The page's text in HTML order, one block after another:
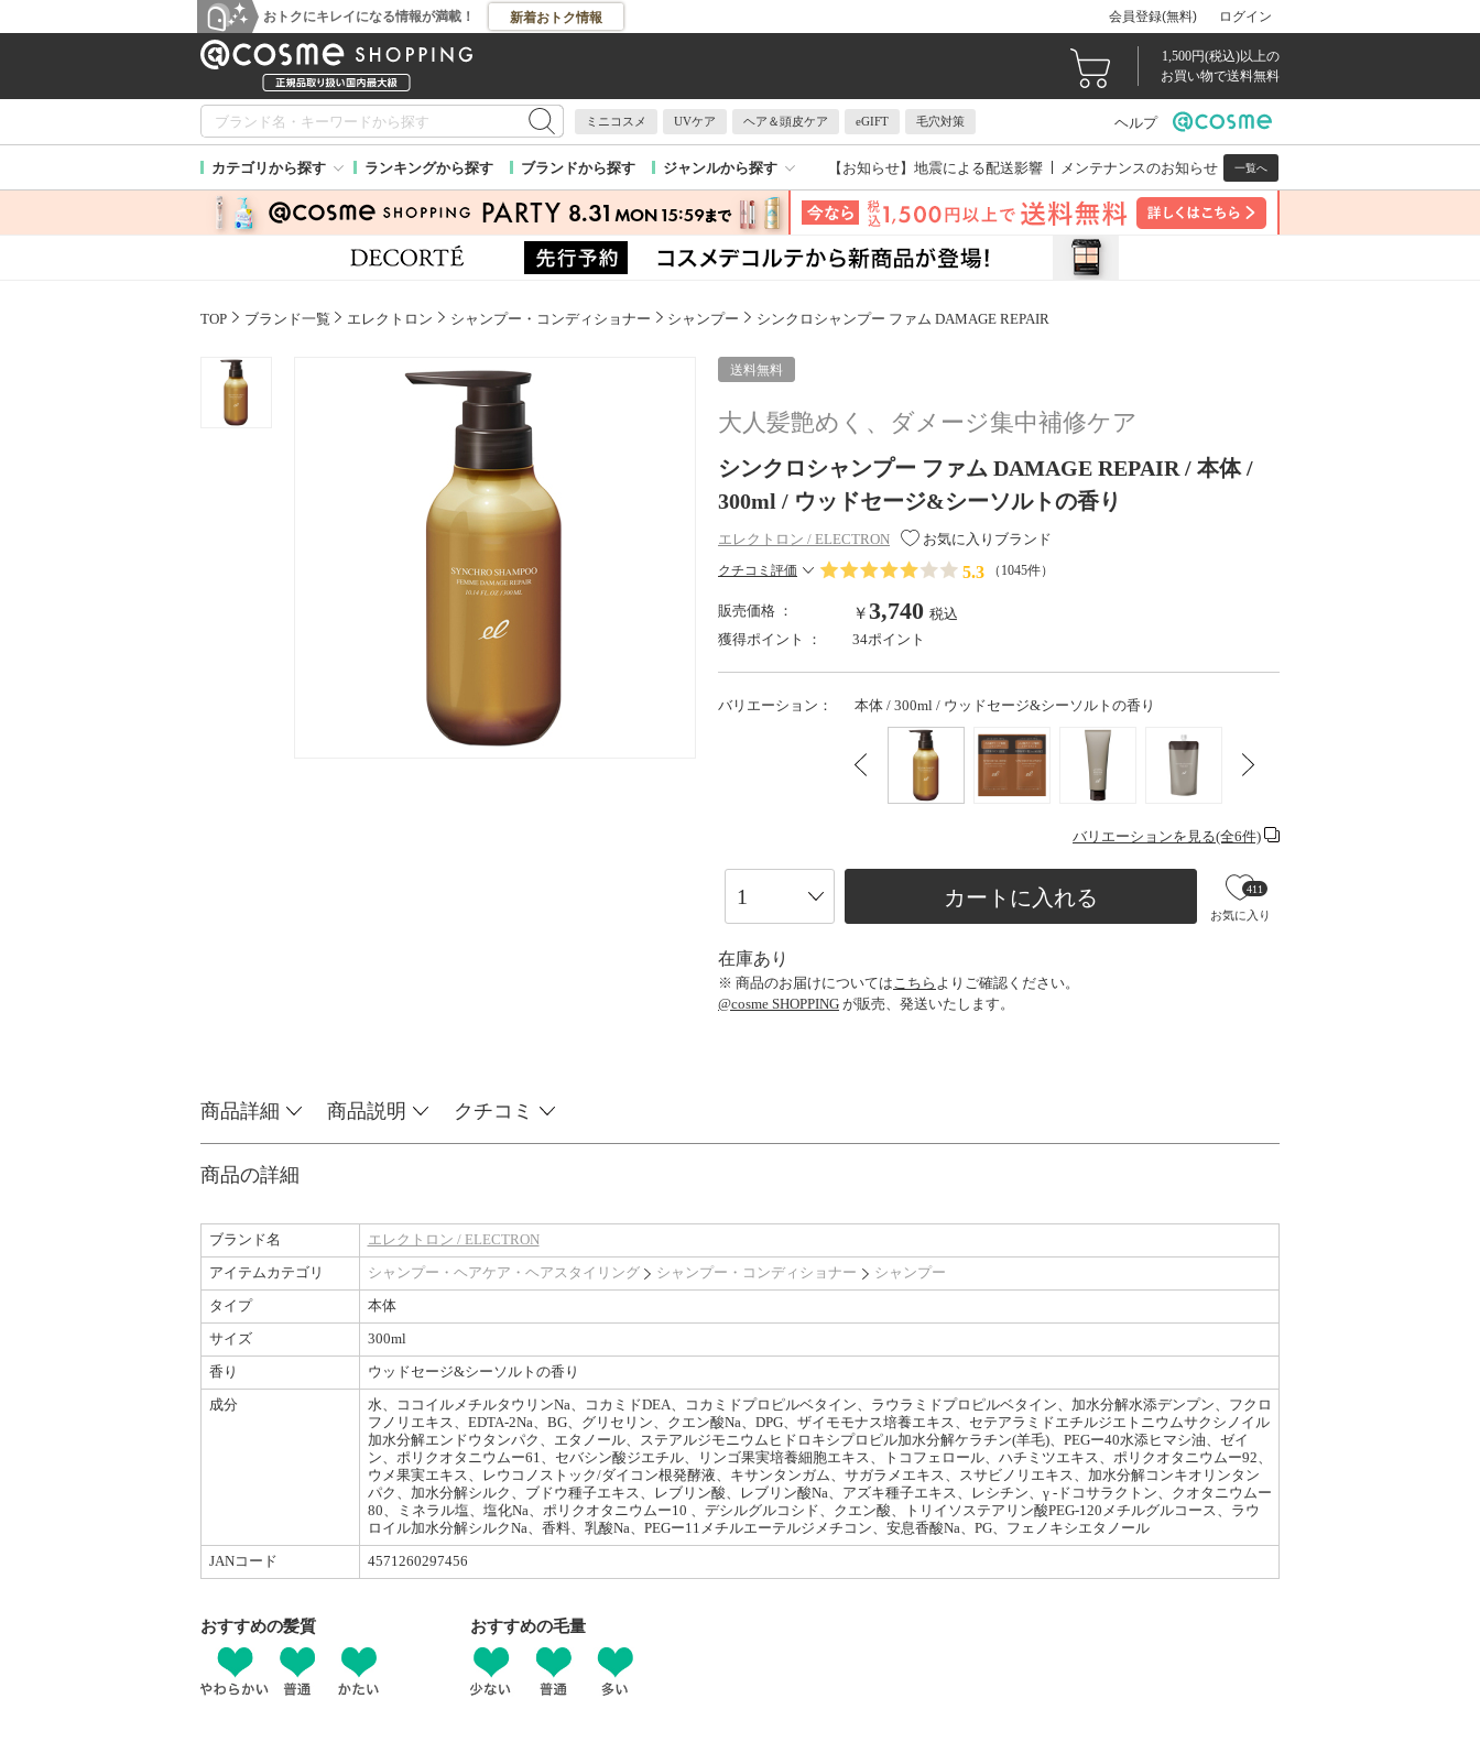
おトクにキレイになる情報が満載！ 新着おトク情報 会員登録(無料) ログイン
1,500円(税込)以上の
お買い物で送料無料
ミニコスメ UVケア ヘア＆頭皮ケア eGIFT 毛穴対策 ヘルプ
カテゴリから探す ランキングから探す ブランドから探す ジャンルから探す 【お知らせ】 地震による配送影響 メンテナンスのお知らせ 一覧へ
TOP ブランド一覧 エレクトロン シャンプー・コンディショナー シャンプー シンクロシャンプー ファム DAMAGE REPAIR
送料無料
大人髪艶めく、ダメージ集中補修ケア
シンクロシャンプー ファム DAMAGE REPAIR / 本体 /
300ml / ウッドセージ&シーソルトの香り
エレクトロン / ELECTRON お気に入りブランド
クチコミ評価 5.3 （ 1045件）
販売価格 ： ￥3,740 税込
獲得ポイント ：
34ポイント
バリエーション： 本体 / 300ml / ウッドセージ&シーソルトの香り
バリエーションを見る(全6件)
カートに入れる
お気に入り
411
在庫あり
※ 商品のお届けについては こちら よりご確認ください。
@cosme SHOPPING が販売、発送いたします。
商品詳細 商品説明 クチコミ
商品の詳細
ブランド名
エレクトロン / ELECTRON
アイテムカテゴリ
シャンプー・ヘアケア・ヘアスタイリング シャンプー・コンディショナー
シャンプー
タイプ
本体
サイズ
300ml
香り
ウッドセージ&シーソルトの香り
成分
水、ココイルメチルタウリンNa、コカミドDEA、コカミドプロピルベタイン、ラウラミドプロピルベタイン、加水分解水添デンプン、フクロ
フノリエキス、EDTA-2Na、BG、グリセリン、クエン酸Na、DPG、ザイモモナス培養エキス、セテアラミドエチルジエトニウムサクシノイル
加水分解エンドウタンパク、エタノール、ステアルジモニウムヒドロキシプロピル加水分解ケラチン(羊毛)、PEGー40水添ヒマシ油、ゼイ
ン、ポリクオタニウムー61、セバシン酸ジエチル、リンゴ果実培養細胞エキス、トコフェロール、ハチミツエキス、ポリクオタニウムー92、
ウメ果実エキス、レウコノストック/ダイコン根発酵液、キサンタンガム、サガラメエキス、スサビノリエキス、加水分解コンキオリンタン
パク、加水分解シルク、ブドウ種子エキス、レブリン酸、レブリン酸Na、アズキ種子エキス、レシチン、γ -ドコサラクトン、クオタニウムー
80、ミネラル塩、塩化Na、ポリクオタニウムー10 、デシルグルコシド、クエン酸、トリイソステアリン酸PEG-120メチルグルコース、ラウ
ロイル加水分解シルクNa、香料、乳酸Na、PEGー11メチルエーテルジメチコン、安息香酸Na、PG、フェノキシエタノール
JANコード
4571260297456
おすすめの髪質 おすすめの毛量